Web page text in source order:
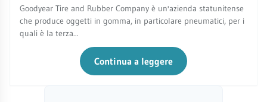
Goodyear Tire and Rubber Company è un'azienda statunitense
che produce oggetti in gomma, in particolare pneumatici, per i
quali è la terza...
Continua a leggere